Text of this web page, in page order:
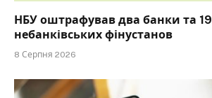
НБУ оштрафував два банки та 19
небанківських фінустанов
8 Серпня 2026